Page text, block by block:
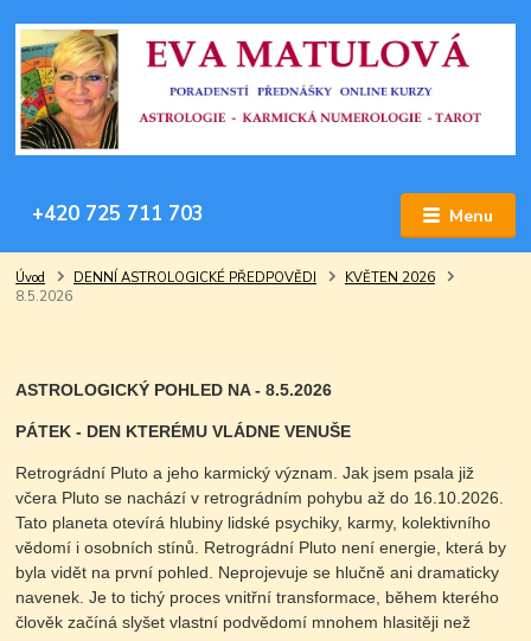
Menu
+420 725 711 703
Úvod DENNÍ ASTROLOGICKÉ PŘEDPOVĚDI
KVĚTEN 2026
8.5.2026
ASTROLOGICKÝ POHLED NA - 8.5.2026
PÁTEK - DEN KTERÉMU VLÁDNE VENUŠE
Retrográdní Pluto a jeho karmický význam. Jak jsem psala již
včera Pluto se nachází v retrográdním pohybu až do 16.10.2026.
Tato planeta otevírá hlubiny lidské psychiky, karmy, kolektivního
vědomí i osobních stínů. Retrográdní Pluto není energie, která by
byla vidět na první pohled. Neprojevuje se hlučně ani dramaticky
navenek. Je to tichý proces vnitřní transformace, během kterého
člověk začíná slyšet vlastní podvědomí mnohem hlasitěji než